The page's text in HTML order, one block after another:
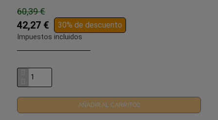
60,39 €
42,27 € 30% de descuento
Impuestos incluidos
AÑADIR AL CARRITO